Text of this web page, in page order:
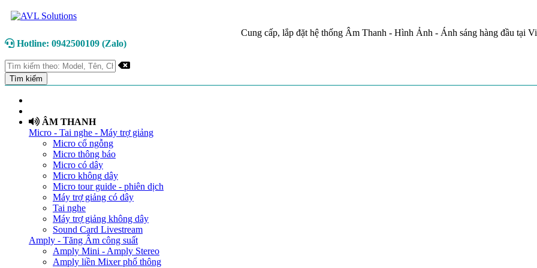
Cung cấp, lắp đặt hệ thống Âm Thanh - Hình Ảnh - Ánh sáng hàng đầu tại
Hotline: 0942500109 (Zalo)
ÂM THANH
Micro - Tai nghe - Máy trợ giảng
Micro cổ ngỗng
Micro thông báo
Micro có dây
Micro không dây
Micro tour guide - phiên dịch
Máy trợ giảng có dây
Tai nghe
Máy trợ giảng không dây
Sound Card Livestream
Amply - Tăng Âm công suất
Amply Mini - Amply Stereo
Amply liền Mixer phổ thông